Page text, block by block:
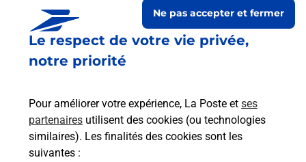
Le respect de votre vie privée,
notre priorité
Pour améliorer votre expérience, La Poste et ses
partenaires utilisent des cookies (ou technologies
similaires). Les finalités des cookies sont les
suivantes :
Ne pas accepter et fermer
Le lien s'ouvre dans un nouvel onglet